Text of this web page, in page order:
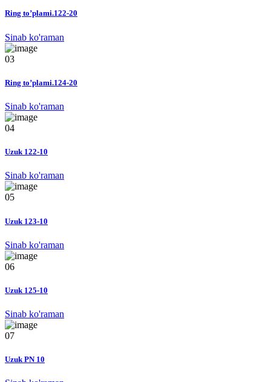
Ring to’plami.122-20
Sinab ko'raman
03
Ring to’plami.124-20
Sinab ko'raman
04
Uzuk 122-10
Sinab ko'raman
05
Uzuk 123-10
Sinab ko'raman
06
Uzuk 125-10
Sinab ko'raman
07
Uzuk PN 10